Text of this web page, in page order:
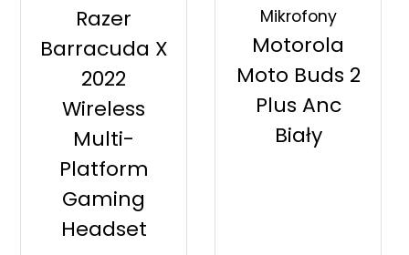
Razer
Barracuda X
2022
Wireless
Multi-
Platform
Gaming
Headset
Mikrofony
Motorola
Moto Buds 2
Plus Anc
Biały